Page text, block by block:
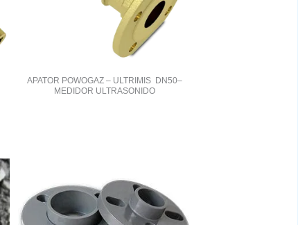
APATOR POWOGAZ – ULTRIMIS DN50–
MEDIDOR ULTRASONIDO